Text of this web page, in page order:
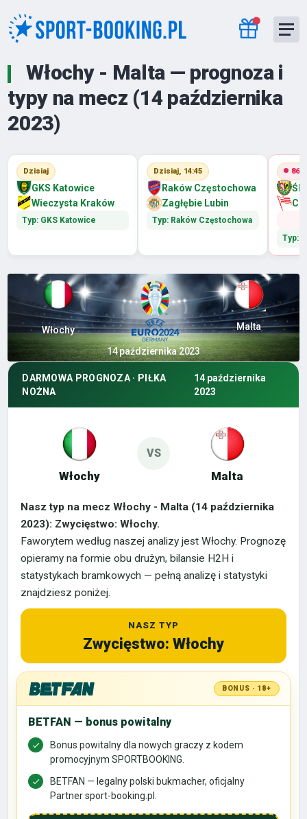
Włochy - Malta — prognoza i
typy na mecz (14 października
2023)
Dzisiaj
GKS Katowice
Wieczysta Kraków
Typ: GKS Katowice
Dzisiaj, 14:45
Raków Częstochowa
Zagłębie Lubin
Typ: Raków Częstochowa
86'
Typ:
Włochy Malta
14 października 2023
DARMOWA PROGNOZA · PIŁKA
NOŻNA
14 października
2023
Włochy
VS
Malta
Nasz typ na mecz Włochy - Malta (14 października
2023): Zwycięstwo: Włochy.
Faworytem według naszej analizy jest Włochy. Prognozę
opieramy na formie obu drużyn, bilansie H2H i
statystykach bramkowych — pełną analizę i statystyki
znajdziesz poniżej.
NASZ TYP
Zwycięstwo: Włochy
BONUS · 18+
BETFAN — bonus powitalny
Bonus powitalny dla nowych graczy z kodem
promocyjnym SPORTBOOKING.
BETFAN — legalny polski bukmacher, oficjalny
Partner sport-booking.pl.